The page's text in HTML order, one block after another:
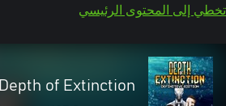
تخطي إلى المحتوى الرئيسي
Depth of Extinction